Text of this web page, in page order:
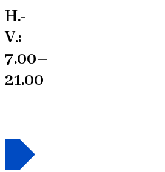
H.-
V.:
7.00–
21.00